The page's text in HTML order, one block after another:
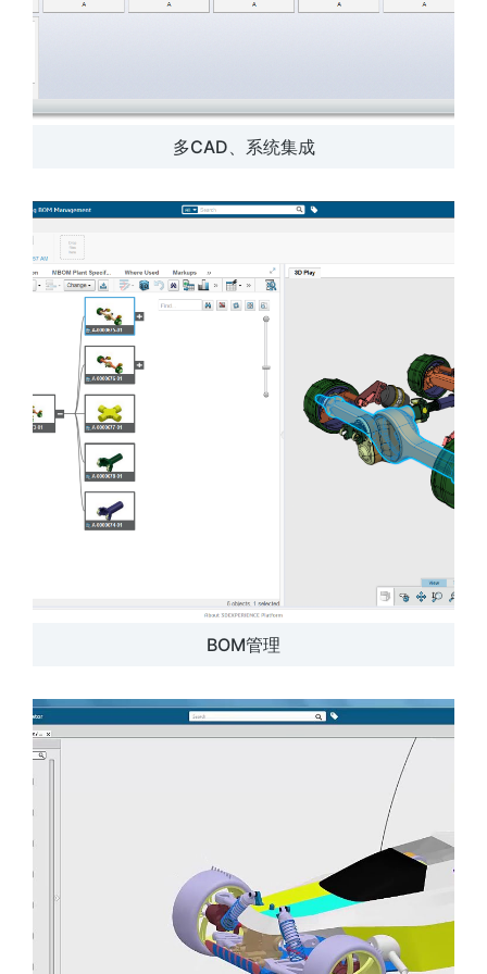
多CAD、系统集成
BOM管理